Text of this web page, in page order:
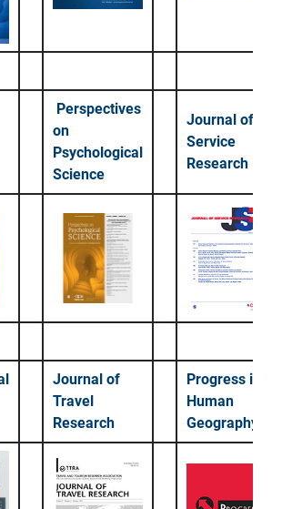
Perspectives
on
Psychological
Science
Journal of
Service
Research
Journal of
Travel
Research
Progress in
Human
Geography